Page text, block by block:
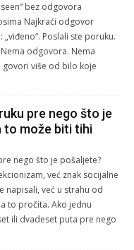
bez odgovora
Najkraći odgovor
Poslali ste poruku.
odgovora. Nema
govori više od bilo koje
pre nego što je
to može biti tihi
nego što je pošaljete?
već znak socijalne
napisali, već u strahu od
to pročita. Ako jednu
ili dvadeset puta pre nego